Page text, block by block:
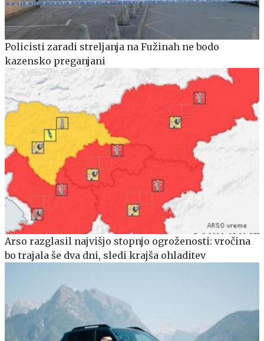
Policisti zaradi streljanja na Fužinah ne bodo
kazensko preganjani
Arso razglasil najvišjo stopnjo ogroženosti: vročina
bo trajala še dva dni, sledi krajša ohladitev